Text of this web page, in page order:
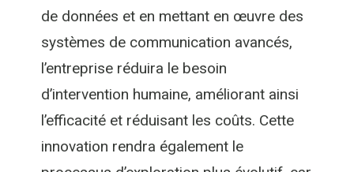
de données et en mettant en œuvre des
systèmes de communication avancés,
l’entreprise réduira le besoin
d’intervention humaine, améliorant ainsi
l’efficacité et réduisant les coûts. Cette
innovation rendra également le